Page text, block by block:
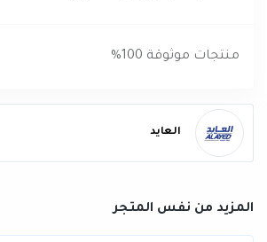
منتجات موثوقة 100%
العايد
المزيد من نفس المتجر